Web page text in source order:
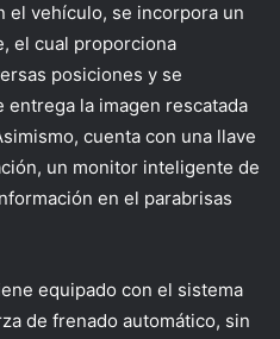
el vehículo, se incorpora un
, el cual proporciona
posiciones y se
la imagen rescatada
cuenta con una llave
un monitor inteligente de
en el parabrisas
equipado con el sistema
de frenado automático, sin